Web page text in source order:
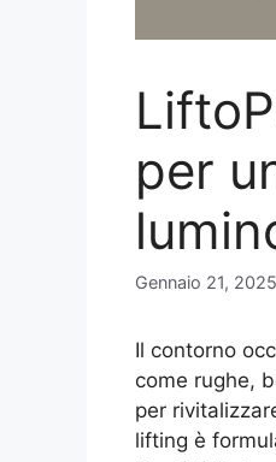
per
Gennaio 21, 2025
Il contorno
come rughe,
per
lifting è